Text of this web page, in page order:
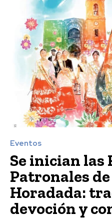
Eventos
Se inician las
Patronales
Horadada:
devoción y